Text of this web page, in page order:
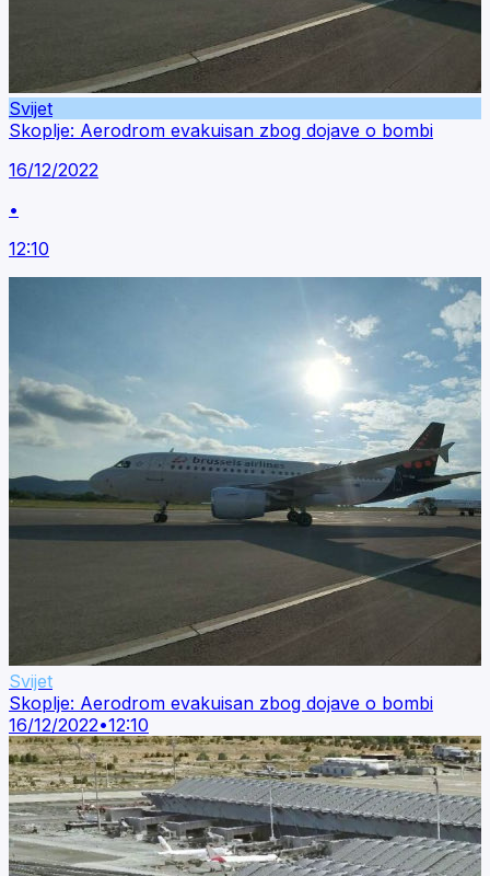
Svijet
Skoplje: Aerodrom evakuisan zbog dojave o bombi
16/12/2022
•
12:10
Svijet
Skoplje: Aerodrom evakuisan zbog dojave o bombi
16/12/2022•12:10